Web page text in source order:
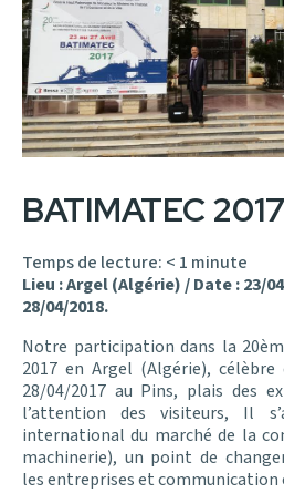
BATIMATEC 2017
Temps de lecture: < 1 minute
Lieu : Argel (Algérie) /Date : 23/
28/04/2018.
Notre participation dans la
2017 en Argel (Algérie), célèbre
28/04/2017 au Pins, plais des
l’attention des visiteurs, Il
international du marché de la
machinerie), un point de
les entreprises et communication